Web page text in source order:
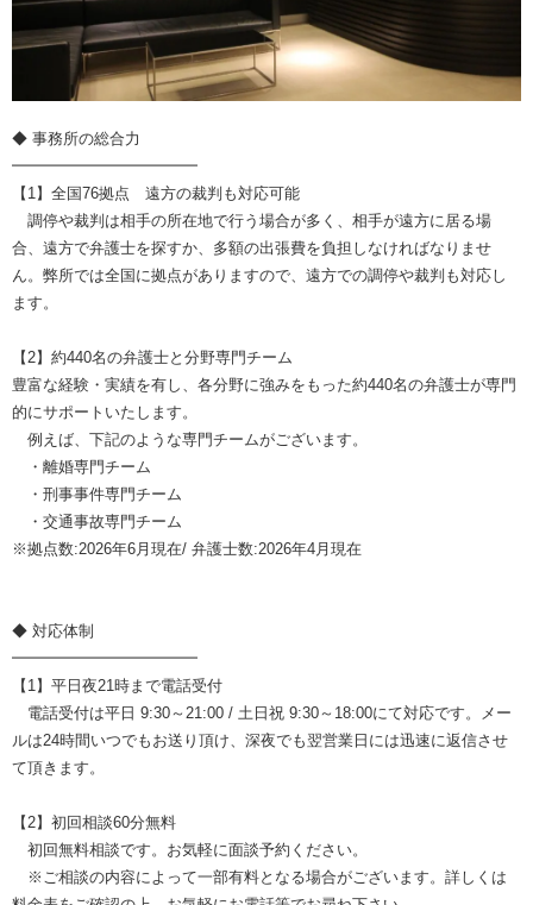
◆ 事務所の総合力
━━━━━━━━━━━━
【1】全国76拠点 遠方の裁判も対応可能
調停や裁判は相手の所在地で行う場合が多く、相手が遠方に居る場
合、遠方で弁護士を探すか、多額の出張費を負担しなければなりませ
ん。弊所では全国に拠点がありますので、遠方での調停や裁判も対応し
ます。
【2】約440名の弁護士と分野専門チーム
豊富な経験・実績を有し、各分野に強みをもった約440名の弁護士が専門
的にサポートいたします。
例えば、下記のような専門チームがございます。
・離婚専門チーム
・刑事事件専門チーム
・交通事故専門チーム
※拠点数:2026年6月現在/ 弁護士数:2026年4月現在
◆ 対応体制
━━━━━━━━━━━━
【1】平日夜21時まで電話受付
電話受付は平日 9:30～21:00 / 土日祝 9:30～18:00にて対応です。メー
ルは24時間いつでもお送り頂け、深夜でも翌営業日には迅速に返信させ
て頂きます。
【2】初回相談60分無料
初回無料相談です。お気軽に面談予約ください。
※ご相談の内容によって一部有料となる場合がございます。詳しくは